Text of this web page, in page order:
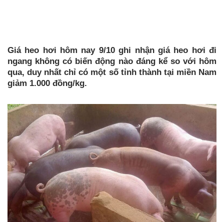
Giá heo hơi hôm nay 9/10 ghi nhận giá heo hơi đi
ngang không có biến động nào đáng kể so với hôm
qua, duy nhất chỉ có một số tỉnh thành tại miền Nam
giảm 1.000 đồng/kg.